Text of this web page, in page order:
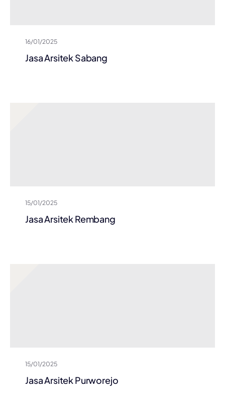
16/01/2025
Jasa Arsitek Sabang
15/01/2025
Jasa Arsitek Rembang
15/01/2025
Jasa Arsitek Purworejo